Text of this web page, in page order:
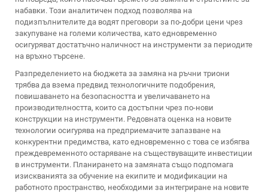
набавки. Този аналитичен подход позволява на
подизпълнителите да водят преговори за по-добри цени чрез
закупуване на големи количества, като едновременно
осигуряват достатъчно наличност на инструменти за периодите
на връхно търсене.
Разпределението на бюджета за замяна на ръчни триони
трябва да взема предвид технологичните подобрения,
повишаването на безопасността и увеличаването на
производителността, които са достъпни чрез по-нови
конструкции на инструменти. Редовната оценка на новите
технологии осигурява на предприемачите запазване на
конкурентни предимства, като едновременно с това се избягва
преждевременното остаряване на съществуващите инвестиции
в инструменти. Планирането на замяната също подпомага
изискванията за обучение на екипите и модификации на
работното пространство, необходими за интегриране на новите